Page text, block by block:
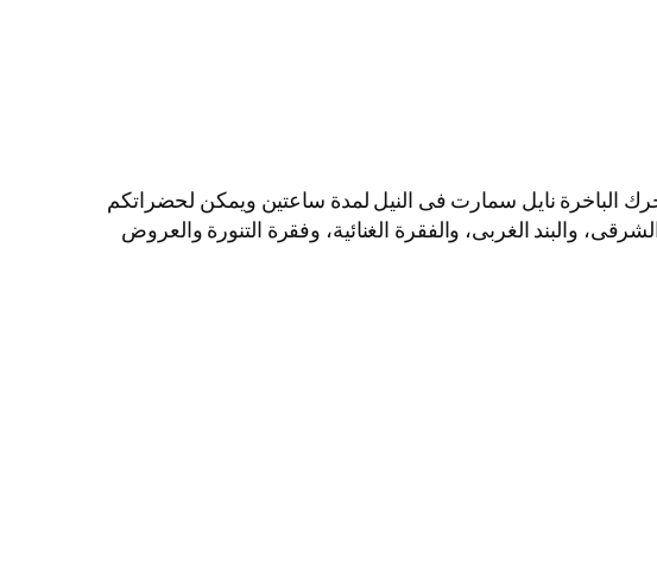
الباخرة نايل سمارت فى النيل لمدة ساعتين ويمكن لحضراتكم
والبند الغربى، والفقرة الغنائية، وفقرة التنورة والعروض